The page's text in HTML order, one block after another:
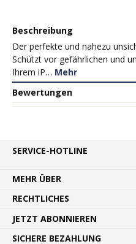
Beschreibung
Der perfekte und nahezu
Schützt vor gefährlichen und
Ihrem iP… Mehr
Bewertungen
SERVICE-HOTLINE
MEHR ÜBER
RECHTLICHES
JETZT ABONNIEREN
SICHERE BEZAHLUNG